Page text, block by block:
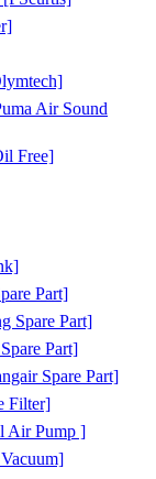
Air Sound
Free]
Part]
Spare Part]
Part]
Spare Part]
Filter]
Pump ]